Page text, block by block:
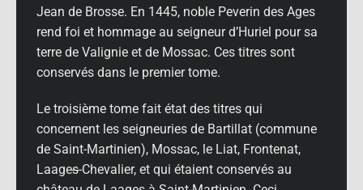
Jean de Brosse. En 1445, noble Peverin des Ages
rend foi et hommage au seigneur d’Huriel pour sa
terre de Valignie et de Mossac. Ces titres sont
conservés dans le premier tome.
Le troisième tome fait état des titres qui
concernent les seigneuries de Bartillat (commune
de Saint-Martinien), Mossac, le Liat, Frontenat,
Laages-Chevalier, et qui étaient conservés au